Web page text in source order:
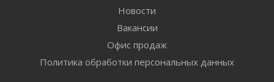
Новости
Вакансии
Офис продаж
Политика обработки персональных данных